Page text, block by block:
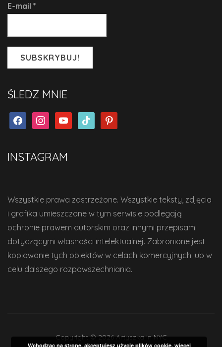
E-mail *
ŚLEDZ MNIE
facebookinstagramyoutubetiktok pinterest
INSTAGRAM
Wszystkie prawa zastrzeżone. Wszystkie teksty, zdjęcia
i grafika umieszczone w tym serwisie podlegają
ochronie prawem autorskim oraz innymi przepisami
dotyczącymi własności intelektualnej. Zabronione jest
kopiowanie tych obiektów w celach komercyjnych lub w
celu dalszego rozpowszechniania.
Copyright © 2026 Artyszka in NYC
Wchodząc na stronę, akceptujesz użycie plików cookie. więcej